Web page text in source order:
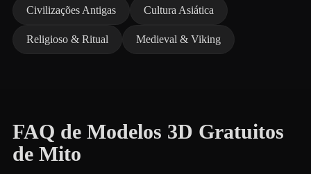
Civilizações Antigas Cultura Asiática
Religioso & Ritual Medieval & Viking
FAQ de Modelos 3D Gratuitos
de Mito